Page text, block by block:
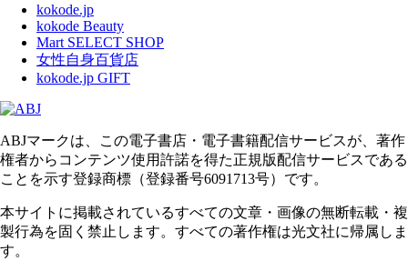
kokode.jp
kokode Beauty
Mart SELECT SHOP
女性自身百貨店
kokode.jp GIFT
ABJマークは、この電子書店・電子書籍配信サービスが、著作
権者からコンテンツ使用許諾を得た正規版配信サービスである
ことを示す登録商標（登録番号6091713号）です。
本サイトに掲載されているすべての文章・画像の無断転載・複
製行為を固く禁止します。すべての著作権は光文社に帰属しま
す。